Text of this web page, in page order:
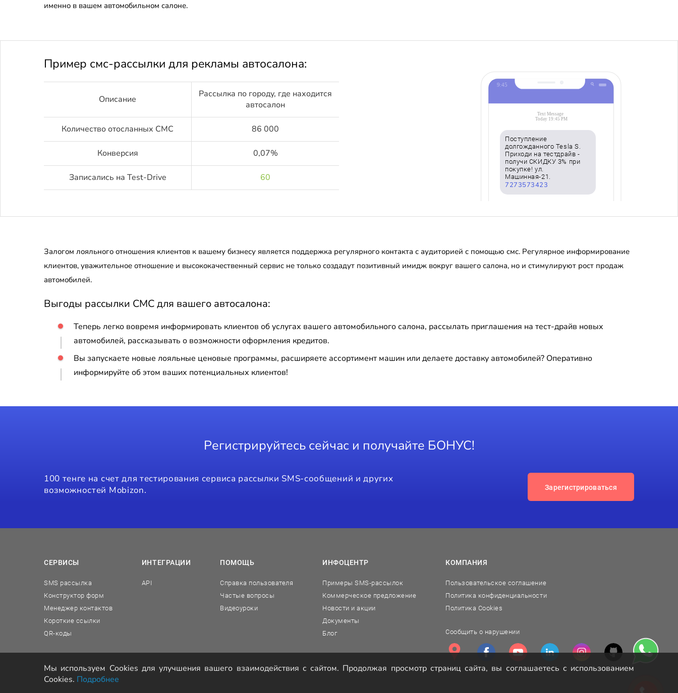
именно в вашем автомобильном салоне.
Пример смс-рассылки для рекламы автосалона:
Описание
Рассылка по городу, где находится
автосалон
Количество отосланных СМС 86 000
Конверсия 0,07%
Записались на Test-Drive 60
Поступление
долгожданного Tesla S.
Приходи на тестдрайв -
получи СКИДКУ 3% при
покупке! ул.
Машинная-21.
7273573423
Залогом лояльного отношения клиентов к вашему бизнесу является поддержка регулярного контакта с аудиторией с помощью смс. Регулярное информирование
клиентов, уважительное отношение и высококачественный сервис не только создадут позитивный имидж вокруг вашего салона, но и стимулируют рост продаж
автомобилей.
Выгоды рассылки СМС для вашего автосалона:
Теперь легко вовремя информировать клиентов об услугах вашего автомобильного салона, рассылать приглашения на тест-драйв новых
автомобилей, рассказывать о возможности оформления кредитов.
Вы запускаете новые лояльные ценовые программы, расширяете ассортимент машин или делаете доставку автомобилей? Оперативно
информируйте об этом ваших потенциальных клиентов!
Регистрируйтесь сейчас и получайте БОНУС!
100 тенге на счет для тестирования сервиса рассылки SMS-сообщений и других
возможностей Mobizon.
Зарегистрироваться
СЕРВИСЫ
SMS рассылка
Конструктор форм
Менеджер контактов
Короткие ссылки
QR-коды
ИНТЕГРАЦИИ
API
ПОМОЩЬ
Справка пользователя
Частые вопросы
Видеоуроки
ИНФОЦЕНТР
Примеры SMS-рассылок
Коммерческое предложение
Новости и акции
Документы
Блог
КОМПАНИЯ
Пользовательское соглашение
Политика конфиденциальности
Политика Cookies
Сообщить о нарушении
Мы используем Cookies для улучшения вашего взаимодействия с сайтом. Продолжая просмотр страниц сайта, вы соглашаетесь с использованием
Cookies. Подробнее